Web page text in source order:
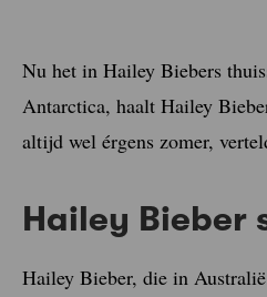
Nu het in Hailey Biebers
Antarctica, haalt Hailey
altijd wel érgens zomer,
Hailey Bieber
Hailey Bieber, die in